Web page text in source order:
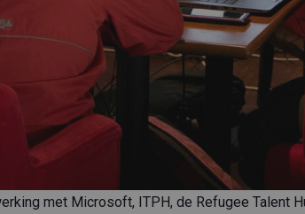
met Microsoft, ITPH, de Refugee Talent